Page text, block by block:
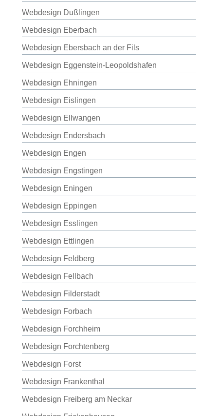
Webdesign Dußlingen
Webdesign Eberbach
Webdesign Ebersbach an der Fils
Webdesign Eggenstein-Leopoldshafen
Webdesign Ehningen
Webdesign Eislingen
Webdesign Ellwangen
Webdesign Endersbach
Webdesign Engen
Webdesign Engstingen
Webdesign Eningen
Webdesign Eppingen
Webdesign Esslingen
Webdesign Ettlingen
Webdesign Feldberg
Webdesign Fellbach
Webdesign Filderstadt
Webdesign Forbach
Webdesign Forchheim
Webdesign Forchtenberg
Webdesign Forst
Webdesign Frankenthal
Webdesign Freiberg am Neckar